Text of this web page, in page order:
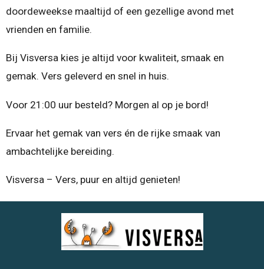
doordeweekse maaltijd of een gezellige avond met
vrienden en familie.
Bij Visversa kies je altijd voor kwaliteit, smaak en
gemak. Vers geleverd en snel in huis.
Voor 21:00 uur besteld? Morgen al op je bord!
Ervaar het gemak van vers én de rijke smaak van
ambachtelijke bereiding.
Visversa – Vers, puur en altijd genieten!